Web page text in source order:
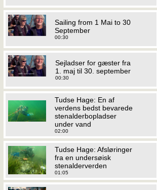
Sailing from 1 Mai to 30
September
00:30
Sejladser for gæster fra
1. maj til 30. september
00:30
Tudse Hage: En af
verdens bedst bevarede
stenalderbopladser
under vand
02:00
Tudse Hage: Afsløringer
fra en undersøisk
stenalderverden
01:05